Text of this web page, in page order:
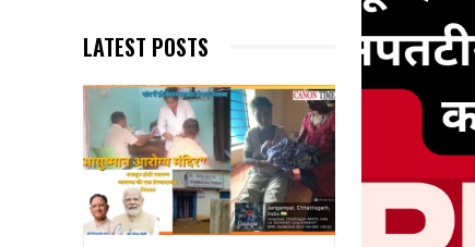
LATEST POSTS